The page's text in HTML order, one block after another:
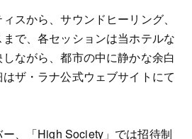
スから、サウンドヒーリング、
で、各セッションは当ホテルな
ながら、都市の中に静かな余白
ザ・ラナ公式ウェブサイトにて
、「High Society」では招待制